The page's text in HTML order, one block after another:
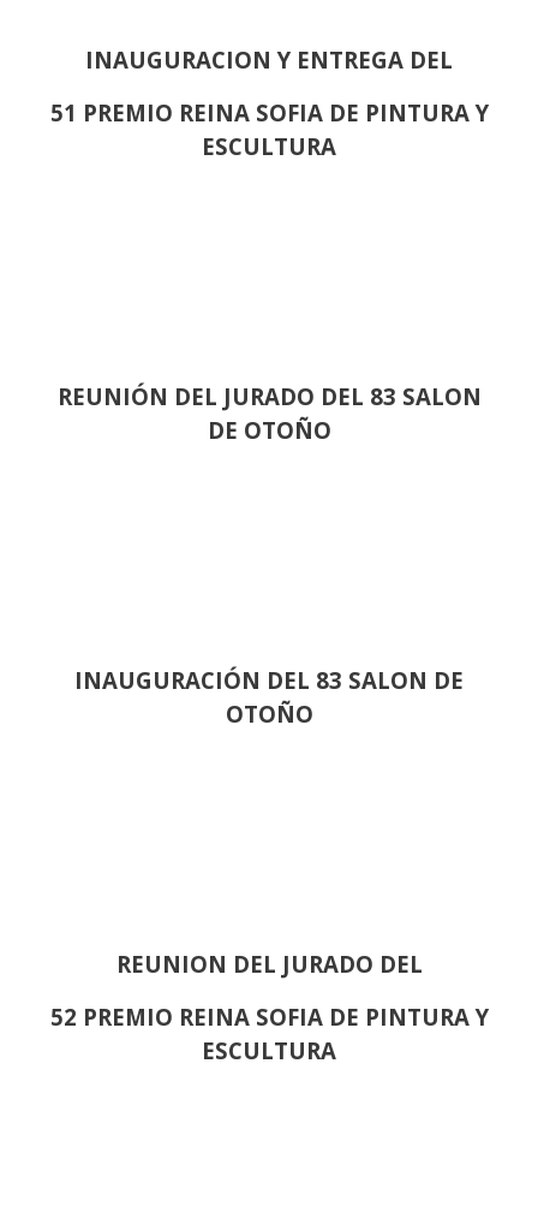
INAUGURACION Y ENTREGA DEL
51 PREMIO REINA SOFIA DE PINTURA Y
ESCULTURA
REUNIÓN DEL JURADO DEL 83 SALON
DE OTOÑO
INAUGURACIÓN DEL 83 SALON DE
OTOÑO
REUNION DEL JURADO DEL
52 PREMIO REINA SOFIA DE PINTURA Y
ESCULTURA